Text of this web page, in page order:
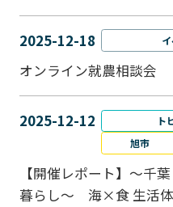
2025-12-18
オンライン就農相談会
2025-12-12 ト
旭市
【開催レポート】～千
暮らし～ 海×食 生活体